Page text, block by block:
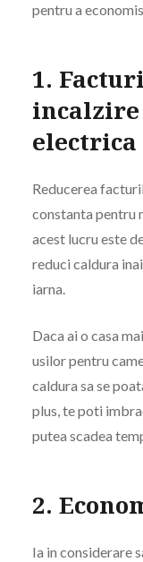
pentru a
1.
incalzire
electrica
Reducerea
constanta pentru
acest lucru este
reduci caldura
iarna.
Daca ai o casa
usilor pentru
caldura sa se
plus, te poti
putea scadea
2.
Ia in considerare